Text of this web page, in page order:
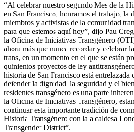
“Al celebrar nuestro segundo Mes de la
en San Francisco, honramos el trabajo, la
miembros y activistas de la comunidad
para que estemos aquí hoy”, dijo Pau
la Oficina de Iniciativas Transgénero
ahora más que nunca recordar y celebrar
trans, en un momento en el que se están
quinientos proyectos de ley
historia de San Francisco está
defender la dignidad, la seguridad y el
residentes transgénero es una parte
la Oficina de Iniciativas Transgénero,
continuar esta importante tradición de
Historia Transgénero con la alcaldesa
Transgender District”.